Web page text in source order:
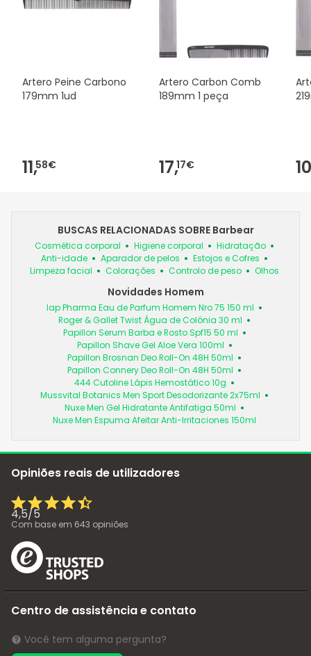
Artero Peine Carbono
179mm 1ud
11,58€
Artero Carbon Comb
189mm 1 peça
17,17€
BUSCAS RELACIONADAS SOBRE Barbear
Cosmética corporal Higiene corporal
Hidratação
Anti-idade
Aparador de pelos
Estojos e Cofres
Limpeza facial
Colorações Controlo de peso Olhos
Novidades Homem
Iap Pharma Eau de Parfum Homem Nro 75 150 ml
Roger & Gallet Twist Água de Colónia 30 ml
Papillon Serum Barba e Rosto Spf15 50 ml
Papillon Shave Gel Aloe Vera 100ml
Papillon Brosnan Deo Roll-On 48H 50ml
Papillon Connery Deo Roll-On 48H 50ml
444 Cutoline Lápis Hemostático 10g
Mussvital Botanics Men Sport Desodorizante 2x75ml
Nuxe Men Gel Hidratante Antifatiga 50ml
Nuxe Men Espuma Afeitar Anti-Irritaciones 150ml
Opiniões reais de utilizadores
4,5/5
Com base em 643 opiniões
Centro de assistência e contato
Você tem alguma pergunta?